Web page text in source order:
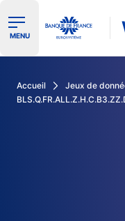
Ouvrir le menu de
MENU
Accueil Jeux de